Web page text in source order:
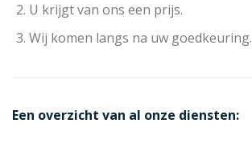
U krijgt van ons een prijs.
Wij komen langs na uw goedkeuring.
Een overzicht van al onze diensten: